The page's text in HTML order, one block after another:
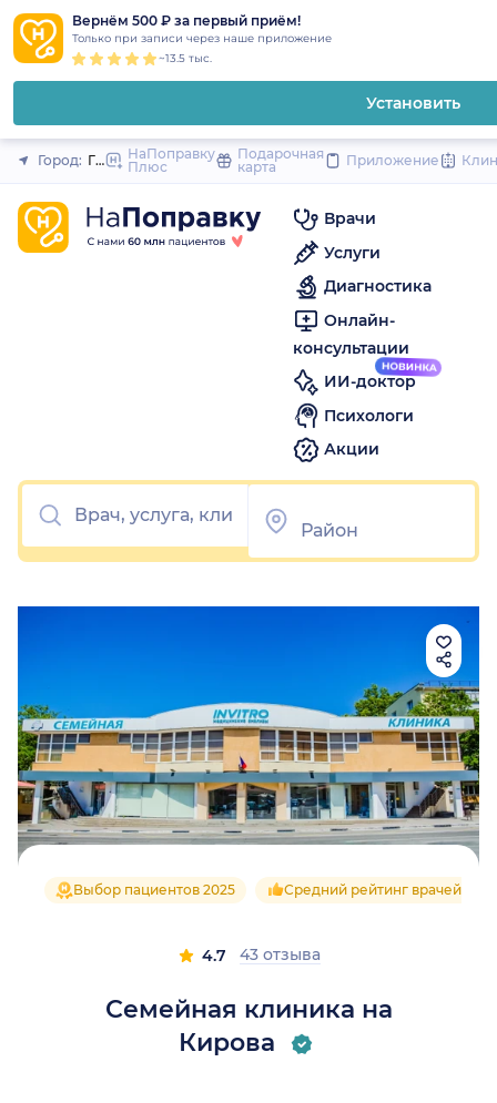
Вернём 500 ₽ за первый приём!
Только при записи через наше приложение
~13.5 тыс.
Установить
Закрыть
Город: ГеленджикНаПоправку
Плюс
Подарочная
карта
Приложение
Врачи
Услуги
Диагностика
Онлайн-
консультации
ИИ-доктор
Психологи
Акции
Семейная клиника на
Кирова
Выбор пациентов 2025 Средний рейтинг врачей 4.7
4.7 43 отзыва